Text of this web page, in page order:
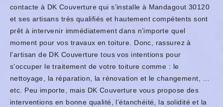
contacte à DK Couverture qui s’installe à Mandagout 30120
et ses artisans très qualifiés et hautement compétents sont
prêt à intervenir immédiatement dans n’importe quel
moment pour vos travaux en toiture. Donc, rassurez à
l’artisan de DK Couverture tous vos intentions pour
s’occuper le traitement de votre toiture comme : le
nettoyage, la réparation, la rénovation et le changement, …
etc. Peu importe, mais DK Couverture vous propose des
interventions en bonne qualité, l’étanchéité, la solidité et la